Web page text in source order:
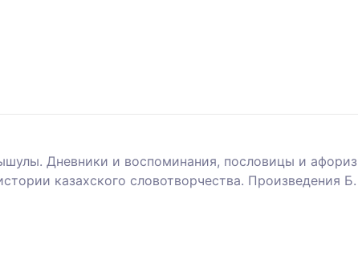
Дневники и воспоминания, пословицы и
казахского словотворчества. Произведения